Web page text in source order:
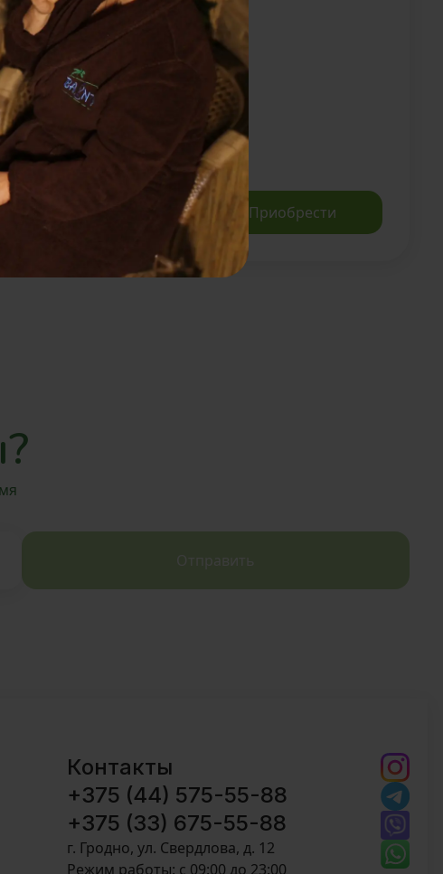
и Мастером
угощения
Приобрести
Отправить
Контакты
+375 (44) 575-55-88
+375 (33) 675-55-88
г. Гродно, ул. Свердлова, д. 12
Режим работы: c 09:00 до 23:00